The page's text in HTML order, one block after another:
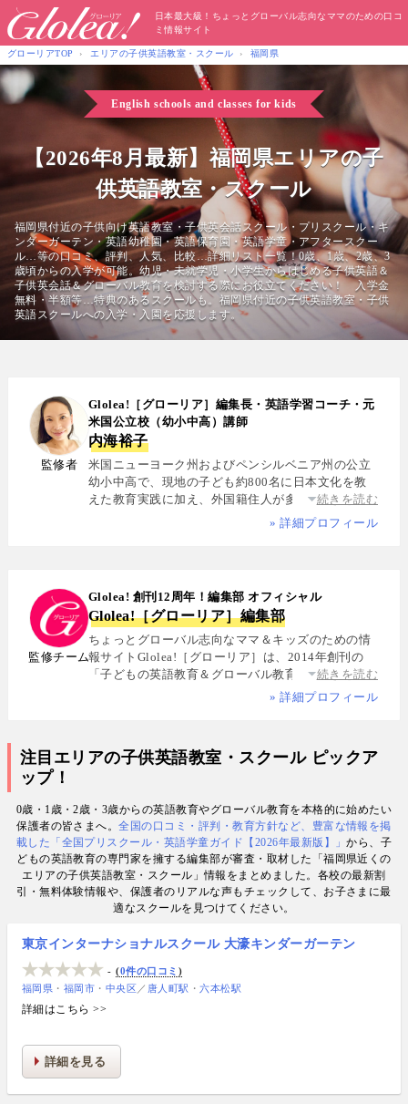
日本最大級！ちょっとグローバル志向なママのための口コ
ミ情報サイト
グローリアTOP エリアの子供英語教室・スクール 福岡県
English schools and classes for kids
【2026年8月最新】福岡県エリアの子
供英語教室・スクール
福岡県付近の子供向け英語教室・子供英会話スクール・プリスクール・キ
ンダーガーテン・英語幼稚園・英語保育園・英語学童・アフタースクー
ル…等の口コミ、評判、人気、比較…詳細リスト一覧！0歳、1歳、2歳、3
歳頃からの入学が可能。幼児・未就学児・小学生からはじめる子供英語＆
子供英会話＆グローバル教育を検討する際にお役立てください！ 入学金
無料・半額等…特典のあるスクールも。福岡県付近の子供英語教室・子供
英語スクールへの入学・入園を応援します。
監修者
Glolea!［グローリア］編集長・英語学習コーチ・元
米国公立校（幼小中高）講師
内海裕子
米国ニューヨーク州およびペンシルベニア州の公立
幼小中高で、現地の子ども約800名に日本文化を教
えた教育実践に加え、外国籍住人が多数を占める多
国籍シェアハウスで約5年間生活し、リアルな多文化
スペイン語・中国語・日本語の4言語を駆使し、世界
中の女性や母親と対話・取材を継続. 親子留学、バイ
リンガル育児、おうち英語、子どもオンライン英会
話に関する実体験に基づく信頼性の高い情報を発信
している. 著書に『子育てツイッター入門』ほか、日
経、AERA、NewsPicksなどでの寄稿・監修実績多数
続きを読む
» 詳細プロフィール
監修チーム
Glolea! 創刊12周年！編集部 オフィシャル
Glolea!［グローリア］編集部
ちょっとグローバル志向なママ＆キッズのための情
報サイトGlolea!［グローリア］は、2014年創刊の
「子どもの英語教育＆グローバル教育」に特化した
専門メディア. 英語にはじめて触れるお子様から帰国
800名にグローバル教育を実践した英語学習コーチ.
で子育て中のワーキングママなど多様な専門家が多
数. 日経・AERA with kids・AERA・NewsPicks等の
情報提供・寄稿・監修実績も豊富な“世界と子どもの
未来をつなぐ情報ハブ”です。
続きを読む
» 詳細プロフィール
注目エリアの子供英語教室・スクール ピックア
ップ！
0歳・1歳・2歳・3歳からの英語教育やグローバル教育を本格的に始めたい
保護者の皆さまへ。全国の口コミ・評判・教育方針など、豊富な情報を掲
載した「全国プリスクール・英語学童ガイド【2026年最新版】」から、子
どもの英語教育の専門家を擁する編集部が審査・取材した「福岡県近くの
エリアの子供英語教室・スクール」情報をまとめました。各校の最新割
引・無料体験情報や、保護者のリアルな声もチェックして、お子さまに最
適なスクールを見つけてください。
東京インターナショナルスクール 大濠キンダーガーテン
-
0件の口コミ
福岡県
福岡市 中央区 ／ 唐人町駅 六本松駅
詳細はこちら >>
詳細を見る